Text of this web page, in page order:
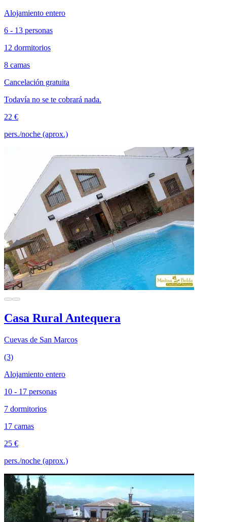
Alojamiento entero
6 - 13 personas
12 dormitorios
8 camas
Cancelación gratuita
Todavía no se te cobrará nada.
22 €
pers./noche (aprox.)
Casa Rural Antequera
Cuevas de San Marcos
(3)
Alojamiento entero
10 - 17 personas
7 dormitorios
17 camas
25 €
pers./noche (aprox.)